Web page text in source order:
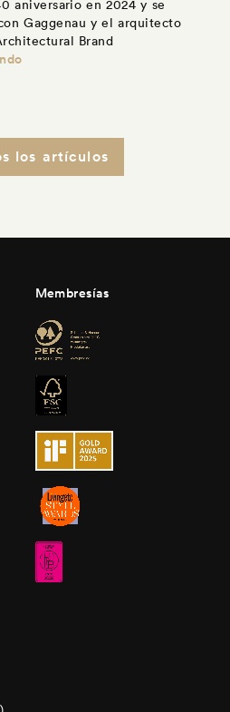
aniversario en 2024 y se
Gaggenau y el arquitecto
Brand
los artículos
Membresías